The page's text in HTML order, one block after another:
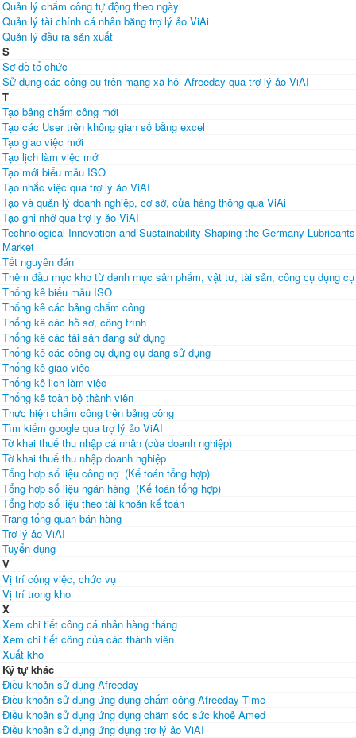
Quản lý chấm công tự động theo ngày
Quản lý tài chính cá nhân bằng trợ lý ảo ViAi
Quản lý đầu ra sản xuất
S
Sơ đồ tổ chức
Sử dụng các công cụ trên mạng xã hội Afreeday qua trợ lý ảo ViAI
T
Tạo bảng chấm công mới
Tạo các User trên không gian số bằng excel
Tạo giao việc mới
Tạo lịch làm việc mới
Tạo mới biểu mẫu ISO
Tạo nhắc việc qua trợ lý ảo ViAI
Tạo và quản lý doanh nghiệp, cơ sở, cửa hàng thông qua ViAi
Tạo ghi nhớ qua trợ lý ảo ViAI
Technological Innovation and Sustainability Shaping the Germany Lubricants
Market
Tết nguyên đán
Thêm đầu mục kho từ danh mục sản phẩm, vật tư, tài sản, công cụ dụng cụ
Thống kê biểu mẫu ISO
Thống kê các bảng chấm công
Thống kê các hồ sơ, công trình
Thống kê các tài sản đang sử dụng
Thống kê các công cụ dụng cụ đang sử dụng
Thống kê giao việc
Thống kê lịch làm việc
Thống kê toàn bộ thành viên
Thực hiện chấm công trên bảng công
Tìm kiếm google qua trợ lý ảo ViAI
Tờ khai thuế thu nhập cá nhân (của doanh nghiệp)
Tờ khai thuế thu nhập doanh nghiệp
Tổng hợp số liệu công nợ (Kế toán tổng hợp)
Tổng hợp số liệu ngân hàng (Kế toán tổng hợp)
Tổng hợp số liệu theo tài khoản kế toán
Trang tổng quan bán hàng
Trợ lý ảo ViAI
Tuyển dụng
V
Vị trí công việc, chức vụ
Vị trí trong kho
X
Xem chi tiết công cá nhân hàng tháng
Xem chi tiết công của các thành viên
Xuất kho
Ký tự khác
Điều khoản sử dụng Afreeday
Điều khoản sử dụng ứng dụng chấm công Afreeday Time
Điều khoản sử dụng ứng dụng chăm sóc sức khoẻ Amed
Điều khoản sử dụng ứng dụng trợ lý ảo ViAI